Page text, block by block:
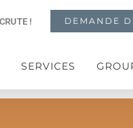
! DEMANDE
SERVICES